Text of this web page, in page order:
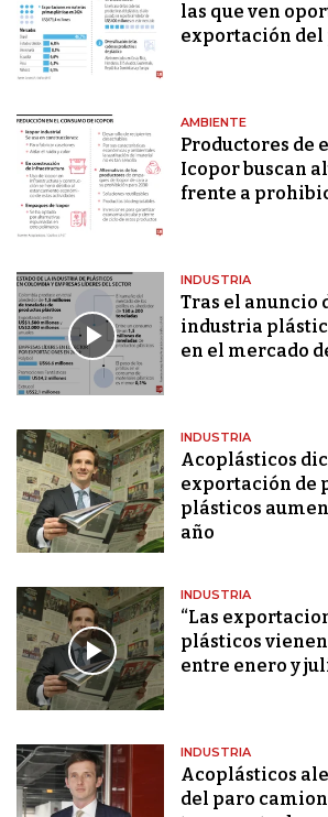
las que ven
exportación del
AMBIENTE
Productores de
Icopor buscan
frente a
INDUSTRIA
Tras el anuncio
industria
en el mercado
INDUSTRIA
Acoplásticos
exportación de
plásticos
año
INDUSTRIA
“Las
plásticos
entre enero y
INDUSTRIA
Acoplásticos
del paro